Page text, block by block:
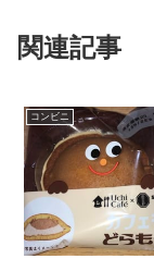
関連記事
コンビニ